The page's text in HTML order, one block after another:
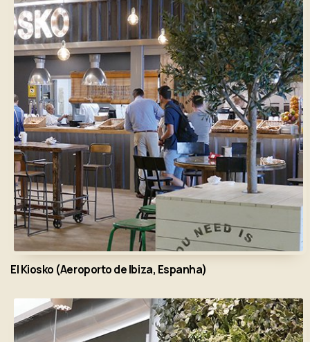
El Kiosko (Aeroporto de Ibiza, Espanha)